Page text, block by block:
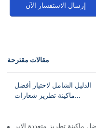
إرسال الاستفسار الآن
مقالات مقترحة
الدليل الشامل لاختيار أفضل
ماكينة تطريز شعارات
ماكينة تطريز متعددة الإبر